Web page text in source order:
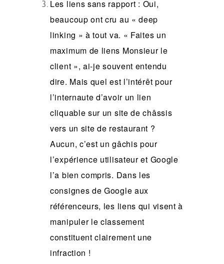
Les liens sans rapport : Oui,
beaucoup ont cru au « deep
linking » à tout va. « Faites un
maximum de liens Monsieur le
client », ai-je souvent entendu
dire. Mais quel est l’intérêt pour
l’internaute d’avoir un lien
cliquable sur un site de châssis
vers un site de restaurant ?
Aucun, c’est un gâchis pour
l’expérience utilisateur et Google
l’a bien compris. Dans les
consignes de Google aux
référenceurs, les liens qui visent à
manipuler le classement
constituent clairement une
infraction !